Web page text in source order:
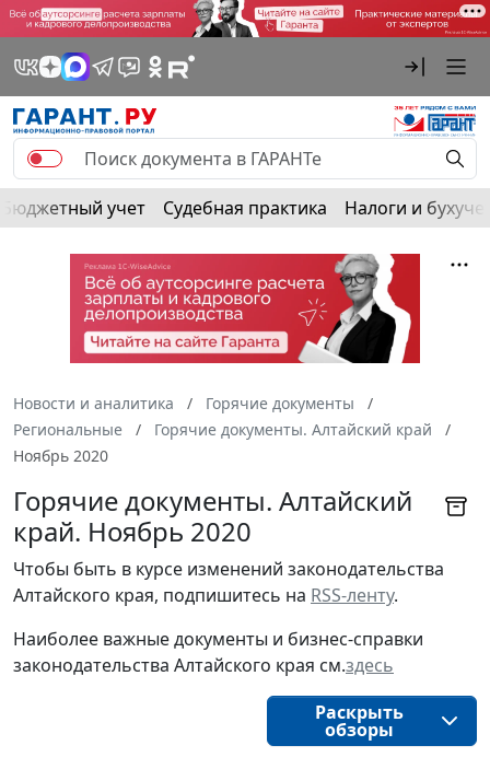
Бюджетный учет Судебная практика Налоги и
Новости и аналитика
Горячие документы
Региональные
Горячие документы. Алтайский край
Ноябрь 2020
Горячие документы. Алтайский
край. Ноябрь 2020
Чтобы быть в курсе изменений законодательства
Алтайского края, подпишитесь на RSS-ленту.
Наиболее важные документы и бизнес-справки
законодательства Алтайского края см.здесь
Раскрыть
обзоры